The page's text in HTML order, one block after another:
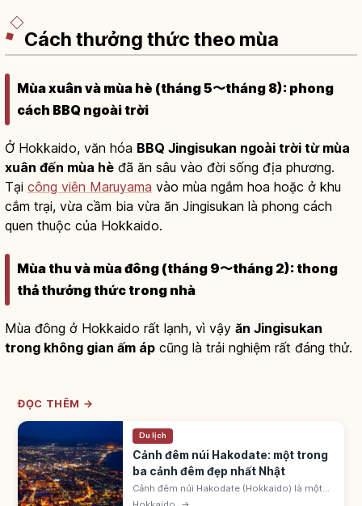
Cách thưởng thức theo mùa
Mùa xuân và mùa hè (tháng 5〜tháng 8): phong
cách BBQ ngoài trời
Ở Hokkaido, văn hóa BBQ Jingisukan ngoài trời từ mùa
xuân đến mùa hè đã ăn sâu vào đời sống địa phương.
Tại công viên Maruyama vào mùa ngắm hoa hoặc ở khu
cắm trại, vừa cầm bia vừa ăn Jingisukan là phong cách
quen thuộc của Hokkaido.
Mùa thu và mùa đông (tháng 9〜tháng 2): thong
thả thưởng thức trong nhà
Mùa đông ở Hokkaido rất lạnh, vì vậy ăn Jingisukan
trong không gian ấm áp cũng là trải nghiệm rất đáng thử.
ĐỌC THÊM →
Du lịch
Cảnh đêm núi Hakodate: một trong
ba cảnh đêm đẹp nhất Nhật
Cảnh đêm núi Hakodate (Hokkaido) là một
trong ba cảnh đêm đẹp nhất Nhật Bản, 3 sao